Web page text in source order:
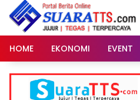
Langsung
konten
HOME
EKONOMI EVENT